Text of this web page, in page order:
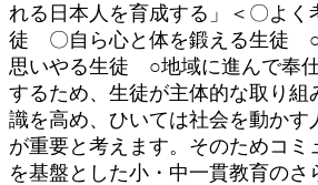
れる日本人を育成する」＜〇よく
徒 〇自ら心と体を鍛える生徒 ○
思いやる生徒 ○地域に進んで奉
するため、生徒が主体的な取り組
識を高め、ひいては社会を動かす
が重要と考えます。そのためコミ
を基盤とした小・中一貫教育のさ